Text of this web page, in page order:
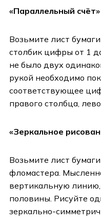
«Параллельный счёт»
Возьмите лист
столбик цифры от 1
не было двух
рукой необходимо
соответствующее
правого столбца,
«Зеркальное
Возьмите лист
фломастера.
вертикальную
половины. Рисуйте
зеркально-